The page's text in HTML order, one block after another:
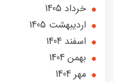
خرداد 1405
ارديبهشت 1405
اسفند 1404
بهمن 1404
مهر 1404